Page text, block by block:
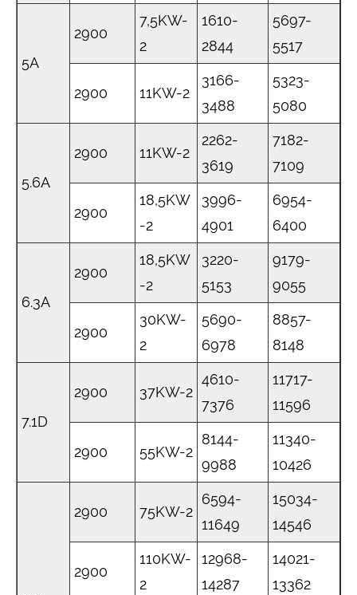
5А
2900
7,5KW-
2
1610-
2844
5697-
5517
2900 11KW-2
3166-
3488
5323-
5080
5.6A
2900 11KW-2
2262-
3619
7182-
7109
2900
18,5KW
-2
3996-
4901
6954-
6400
6.3A
2900
18,5KW
-2
3220-
5153
9179-
9055
2900
30KW-
2
5690-
6978
8857-
8148
7.1D
2900 37KW-2
4610-
7376
11717-
11596
2900 55KW-2
8144-
9988
11340-
10426
2900 75KW-2
6594-
11649
15034-
14546
2900
110KW-
2
12968-
14287
14021-
13362